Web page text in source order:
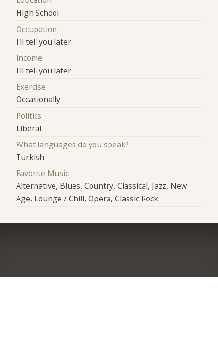
High School
Occupation
I'll tell you later
Income
I'll tell you later
Exercise
Occasionally
Politics
Liberal
What languages do you speak?
Turkish
Favorite Music
Alternative, Blues, Country, Classical, Jazz, New
Age, Lounge / Chill, Opera, Classic Rock